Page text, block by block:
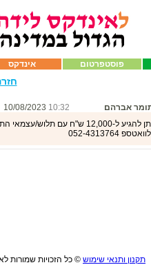
אינדקס פוסטפרטום
אברהם 10:32
עבודה בתחום הקלדנות/בק אופיס/כתיבה ועוד, רווחים מעולים ניתן להגיע ל-12,000 ש"ח עם
4313764
תקנון ותנאי שימוש © כל הזכויות שמורות